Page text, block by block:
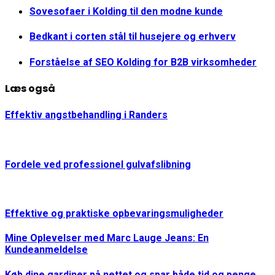
Sovesofaer i Kolding til den modne kunde
Bedkant i corten stål til husejere og erhverv
Forståelse af SEO Kolding for B2B virksomheder
Læs også
Effektiv angstbehandling i Randers
Fordele ved professionel gulvafslibning
Effektive og praktiske opbevaringsmuligheder
Mine Oplevelser med Marc Lauge Jeans: En
Kundeanmeldelse